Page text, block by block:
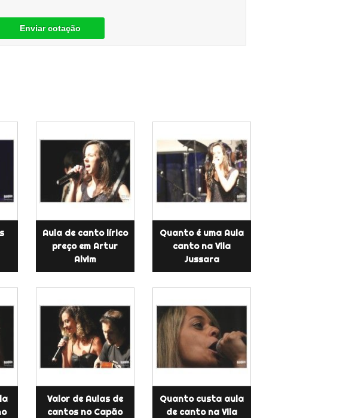
Enviar cotação
Aula de canto lírico
preço em Artur
Alvim
Quanto é uma Aula
canto na Vila
Jussara
Valor de Aulas de
cantos no Capão
Quanto custa aula
de canto na Vila